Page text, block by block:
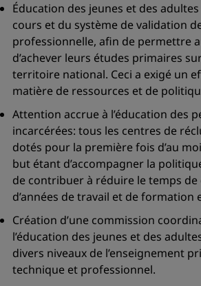
Éducation des jeunes et des
cours et du système de validation
professionnelle, afin de permettre
d’achever leurs études primaires
territoire national. Ceci a exigé un
matière de ressources et de
Attention accrue à l’éducation des
incarcérées: tous les centres de
dotés pour la première fois d’au
but étant d’accompagner la
de contribuer à réduire le temps de
d’années de travail et de formation
Création d’une commission
l’éducation des jeunes et des
divers niveaux de l’enseignement
technique et professionnel.